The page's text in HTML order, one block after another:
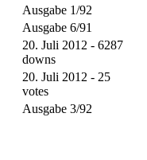
Ausgabe 1/92
Ausgabe 6/91
20. Juli 2012 - 6287
downs
20. Juli 2012 - 25
votes
Ausgabe 3/92